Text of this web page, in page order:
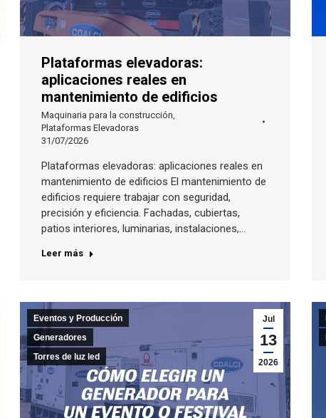
Plataformas elevadoras:
aplicaciones reales en
mantenimiento de edificios
Maquinaria para la construcción,
Plataformas Elevadoras
31/07/2026
Plataformas elevadoras: aplicaciones reales en
mantenimiento de edificios El mantenimiento de
edificios requiere trabajar con seguridad,
precisión y eficiencia. Fachadas, cubiertas,
patios interiores, luminarias, instalaciones,…
Leer más
Jul
13
2026
Eventos y Producción
Generadores
Torres de luz led